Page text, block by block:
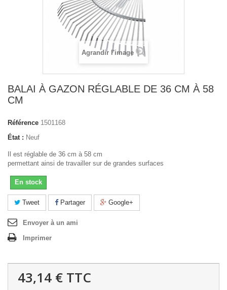
Agrandir l'image
BALAI À GAZON RÉGLABLE DE 36 CM À 58
CM
Référence 1501168
État : Neuf
Il est réglable de 36 cm à 58 cm
permettant ainsi de travailler sur de grandes surfaces
En stock
Tweet Partager Google+
Envoyer à un ami
Imprimer
43,14 € TTC